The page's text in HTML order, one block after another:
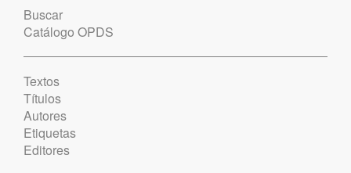
Buscar
Catálogo OPDS
Textos
Títulos
Autores
Etiquetas
Editores